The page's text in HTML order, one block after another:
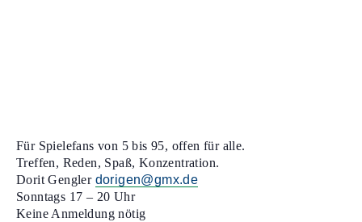
Für Spielefans von 5 bis 95, offen für alle.
Treffen, Reden, Spaß, Konzentration.
Dorit Gengler dorigen@gmx.de
Sonntags 17 – 20 Uhr
Keine Anmeldung nötig